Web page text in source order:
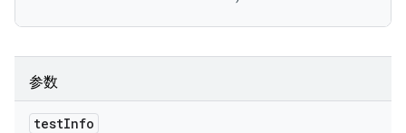
参数
testInfo